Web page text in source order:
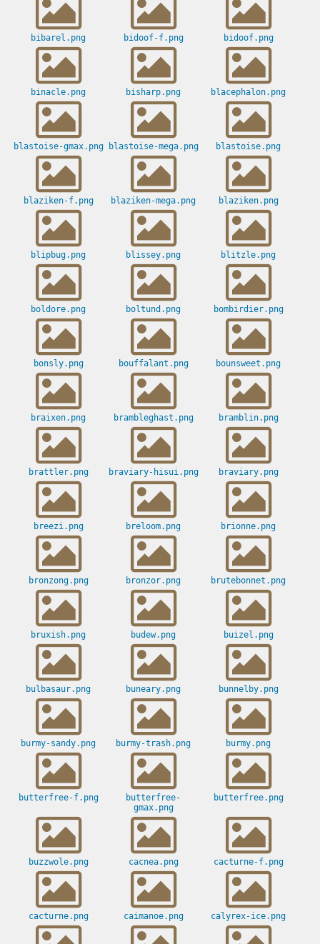
bibarel.png bidoof-f.png bidoof.png
binacle.png bisharp.png blacephalon.png
blastoise-gmax.png blastoise-mega.png blastoise.png
blaziken-f.png blaziken-mega.png blaziken.png
blipbug.png blissey.png blitzle.png
boldore.png boltund.png bombirdier.png
bonsly.png bouffalant.png bounsweet.png
braixen.png brambleghast.png bramblin.png
brattler.png braviary-hisui.png braviary.png
breezi.png breloom.png brionne.png
bronzong.png bronzor.png brutebonnet.png
bruxish.png budew.png buizel.png
bulbasaur.png buneary.png bunnelby.png
burmy-sandy.png burmy-trash.png burmy.png
butterfree-f.png
butterfree-
gmax.png
butterfree.png
buzzwole.png cacnea.png cacturne-f.png
cacturne.png caimanoe.png calyrex-ice.png